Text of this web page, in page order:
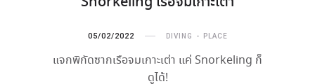
05/02/2022 DIVING PLACE
แจกพิกัดซากเรือจมเกาะเต่า แค่ Snorkeling ก็
ดูได้!